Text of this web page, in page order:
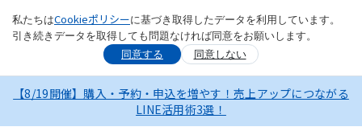
私たちはCookieポリシーに基づき取得したデータを利用しています。
引き続きデータを取得しても問題なければ同意をお願いします。
同意する
同意しない
【8/19開催】購入・予約・申込を増やす！売上アップにつながる
LINE活用術3選！